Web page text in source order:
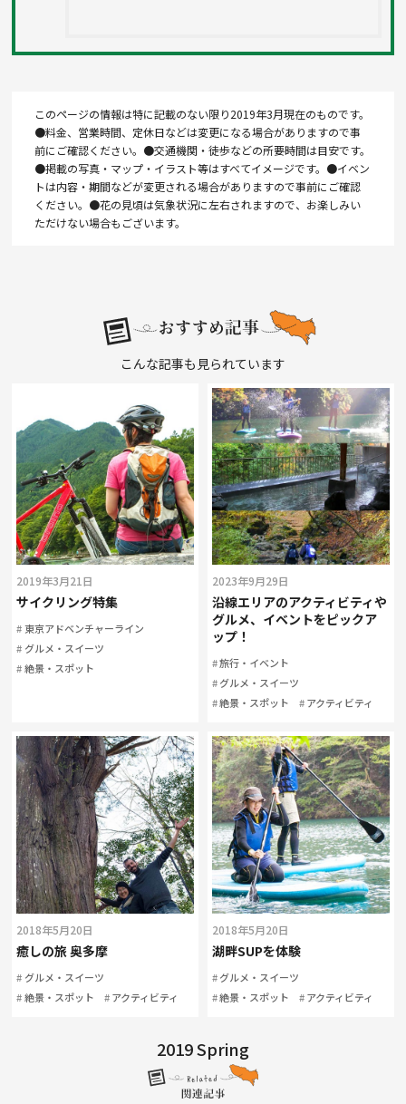
このページの情報は特に記載のない限り2019年3月現在のものです。
●料金、営業時間、定休日などは変更になる場合がありますので事
前にご確認ください。●交通機関・徒歩などの所要時間は目安です。
●掲載の写真・マップ・イラスト等はすべてイメージです。●イベン
トは内容・期間などが変更される場合がありますので事前にご確認
ください。●花の見頃は気象状況に左右されますので、お楽しみい
ただけない場合もございます。
こんな記事も見られています
2019年3月21日
サイクリング特集
東京アドベンチャーライン
グルメ・スイーツ
絶景・スポット
2023年9月29日
沿線エリアのアクティビティや
グルメ、イベントをピックア
ップ！
旅行・イベント
グルメ・スイーツ
絶景・スポット
アクティビティ
2018年5月20日
癒しの旅 奥多摩
グルメ・スイーツ
絶景・スポット
アクティビティ
2018年5月20日
湖畔SUPを体験
グルメ・スイーツ
絶景・スポット
アクティビティ
2019 Spring